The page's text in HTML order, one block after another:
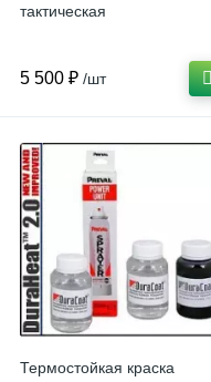
тактическая
5 500 ₽ /шт
Термостойкая краска